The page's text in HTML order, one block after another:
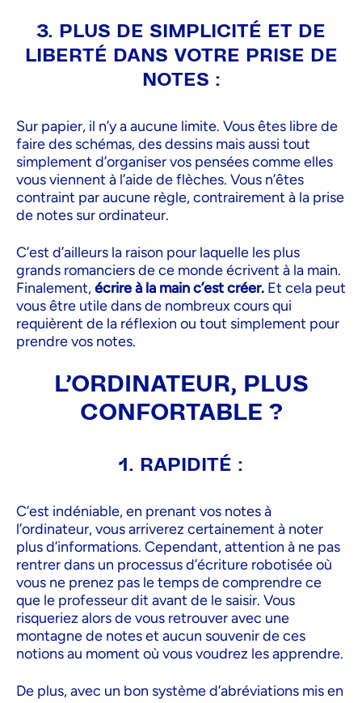
3. PLUS DE SIMPLICITÉ ET DE
LIBERTÉ DANS VOTRE PRISE DE
NOTES :
Sur papier, il n’y a aucune limite. Vous êtes libre de
faire des schémas, des dessins mais aussi tout
simplement d’organiser vos pensées comme elles
vous viennent à l’aide de flèches. Vous n’êtes
contraint par aucune règle, contrairement à la prise
de notes sur ordinateur.
C’est d’ailleurs la raison pour laquelle les plus
grands romanciers de ce monde écrivent à la main.
Finalement,écrire à la main c’est créer. Et cela peut
vous être utile dans de nombreux cours qui
requièrent de la réflexion ou tout simplement pour
prendre vos notes.
L’ORDINATEUR, PLUS
CONFORTABLE ?
1. RAPIDITÉ :
C’est indéniable, en prenant vos notes à
l’ordinateur, vous arriverez certainement à noter
plus d’informations. Cependant, attention à ne pas
rentrer dans un processus d’écriture robotisée où
vous ne prenez pas le temps de comprendre ce
que le professeur dit avant de le saisir. Vous
risqueriez alors de vous retrouver avec une
montagne de notes et aucun souvenir de ces
notions au moment où vous voudrez les apprendre.
De plus, avec un bon système d’abréviations mis en